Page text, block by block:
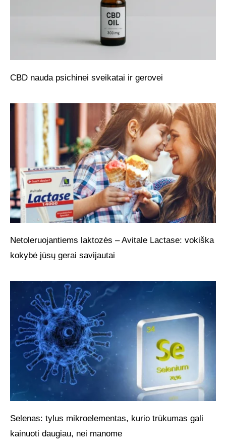
CBD nauda psichinei sveikatai ir gerovei
Netoleruojantiems laktozės – Avitale Lactase: vokiška
kokybė jūsų gerai savijautai
Selenas: tylus mikroelementas, kurio trūkumas gali
kainuoti daugiau, nei manome